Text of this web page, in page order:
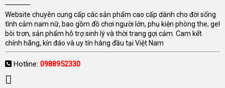
Website chuyên cung cấp các sản phẩm cao cấp dành cho đời sống
tình cảm nam nữ, bao gồm đồ chơi người lớn, phụ kiện phòng the, gel
bôi trơn, sản phẩm hỗ trợ sinh lý và thời trang gợi cảm. Cam kết
chính hãng, kín đáo và uy tín hàng đầu tại Việt Nam
Hotline: 0988952330